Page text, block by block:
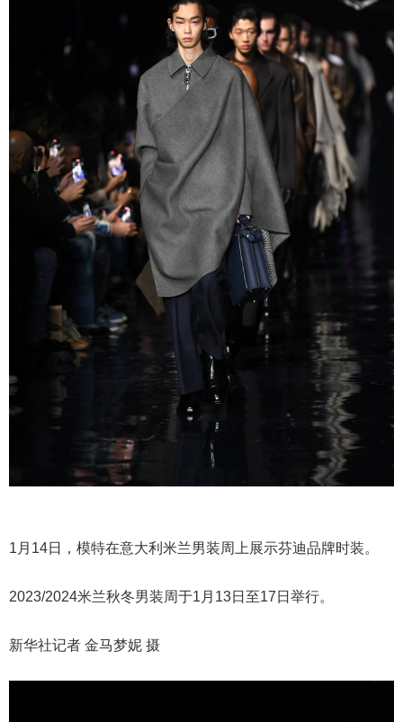
1月14日，模特在意大利米兰男装周上展示芬迪品牌时装。
2023/2024米兰秋冬男装周于1月13日至17日举行。
新华社记者 金马梦妮 摄